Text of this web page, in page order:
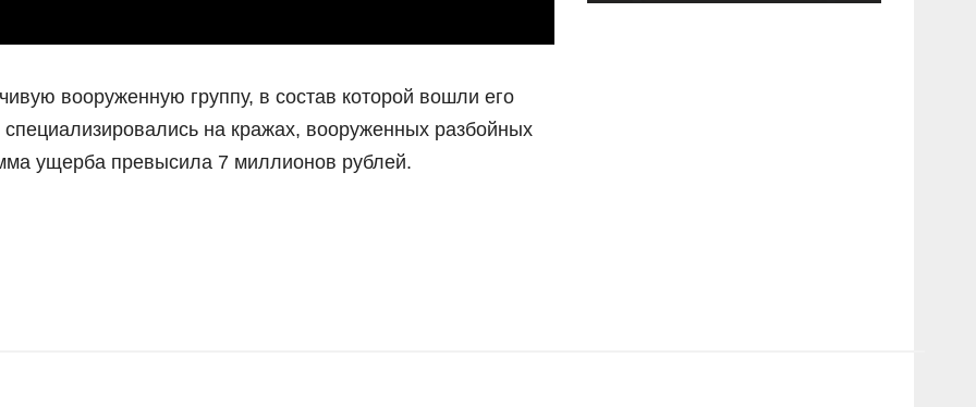
вооруженную группу, в состав которой вошли его
на кражах, вооруженных разбойных
ущерба превысила 7 миллионов рублей.